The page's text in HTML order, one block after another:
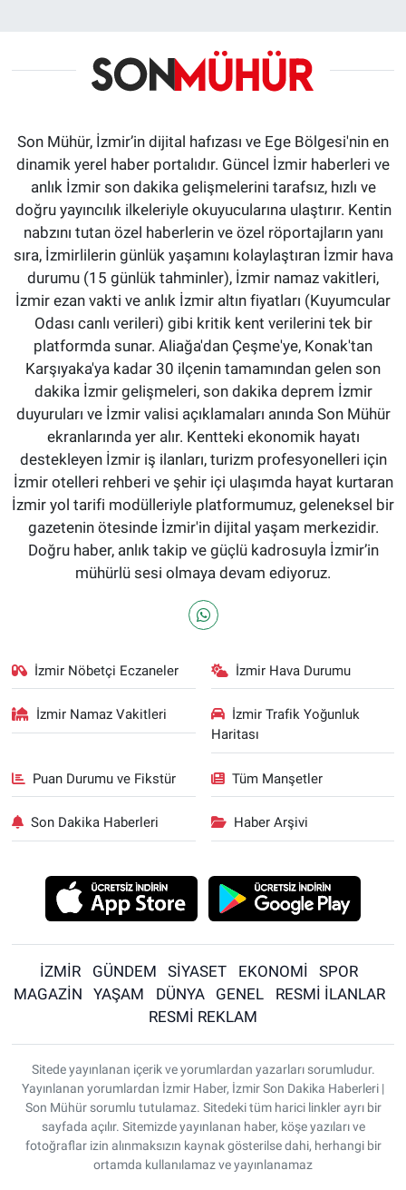
Son Mühür, İzmir’in dijital hafızası ve Ege Bölgesi'nin en
dinamik yerel haber portalıdır. Güncel İzmir haberleri ve
anlık İzmir son dakika gelişmelerini tarafsız, hızlı ve
doğru yayıncılık ilkeleriyle okuyucularına ulaştırır. Kentin
nabzını tutan özel haberlerin ve özel röportajların yanı
sıra, İzmirlilerin günlük yaşamını kolaylaştıran İzmir hava
durumu (15 günlük tahminler), İzmir namaz vakitleri,
İzmir ezan vakti ve anlık İzmir altın fiyatları (Kuyumcular
Odası canlı verileri) gibi kritik kent verilerini tek bir
platformda sunar. Aliağa'dan Çeşme'ye, Konak'tan
Karşıyaka'ya kadar 30 ilçenin tamamından gelen son
dakika İzmir gelişmeleri, son dakika deprem İzmir
duyuruları ve İzmir valisi açıklamaları anında Son Mühür
ekranlarında yer alır. Kentteki ekonomik hayatı
destekleyen İzmir iş ilanları, turizm profesyonelleri için
İzmir otelleri rehberi ve şehir içi ulaşımda hayat kurtaran
İzmir yol tarifi modülleriyle platformumuz, geleneksel bir
gazetenin ötesinde İzmir'in dijital yaşam merkezidir.
Doğru haber, anlık takip ve güçlü kadrosuyla İzmir’in
mühürlü sesi olmaya devam ediyoruz.
İzmir Nöbetçi Eczaneler İzmir Hava Durumu
İzmir Namaz Vakitleri
İzmir Trafik Yoğunluk
Haritası
Puan Durumu ve Fikstür Tüm Manşetler
Son Dakika Haberleri Haber Arşivi
İZMİR GÜNDEM SİYASET EKONOMİ
SPOR
MAGAZİN
YAŞAM DÜNYA GENEL
RESMİ İLANLAR
RESMİ REKLAM
Sitede yayınlanan içerik ve yorumlardan yazarları sorumludur.
Yayınlanan yorumlardan İzmir Haber, İzmir Son Dakika Haberleri |
Son Mühür sorumlu tutulamaz. Sitedeki tüm harici linkler ayrı bir
sayfada açılır. Sitemizde yayınlanan haber, köşe yazıları ve
fotoğraflar izin alınmaksızın kaynak gösterilse dahi, herhangi bir
ortamda kullanılamaz ve yayınlanamaz